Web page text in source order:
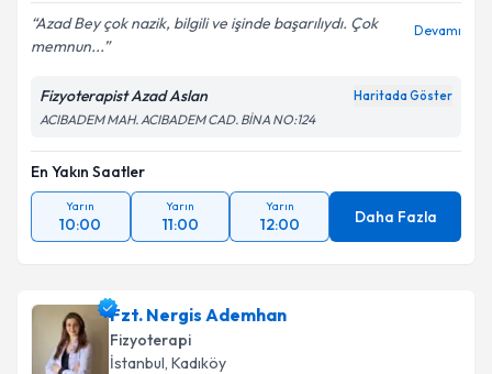
Azad Bey çok nazik, bilgili ve işinde başarılıydı. Çok
memnun...
Devamı
Fizyoterapist Azad Aslan Haritada Göster
ACIBADEM MAH. ACIBADEM CAD. BİNA NO:124
En Yakın Saatler
Yarın
10:00
Yarın
11:00
Yarın
12:00 Daha Fazla
Fzt. Nergis Ademhan
Fizyoterapi
İstanbul, Kadıköy